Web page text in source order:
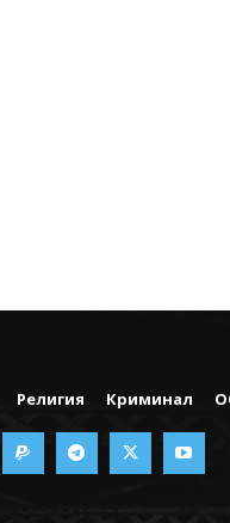
Религия Криминал